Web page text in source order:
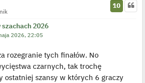
2026
10
2026, 22:05
rozegranie tych finałów. No
czarnych, tak trochę
ostatniej szansy w których 6 graczy